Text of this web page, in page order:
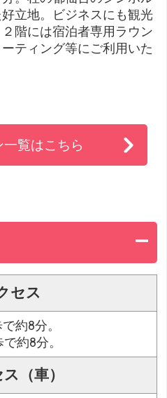
立地。ビジネスにも観光
階には宿泊者専用ラウン
ティング等にご利用いた
覧はこちら
セス
約8分。
約8分。
（車）